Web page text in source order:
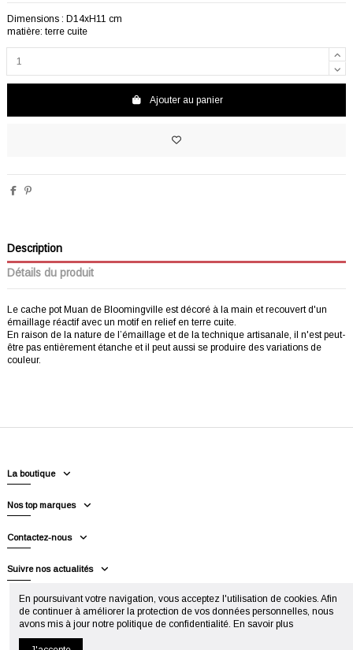
Dimensions : D14xH11 cm
matière: terre cuite
Ajouter au panier
Description
Détails du produit
Le cache pot Muan de Bloomingville est décoré à la main et recouvert d'un
émaillage réactif avec un motif en relief en terre cuite.
En raison de la nature de l’émaillage et de la technique artisanale, il n'est peut-
être pas entièrement étanche et il peut aussi se produire des variations de
couleur.
La boutique
Nos top marques
Contactez-nous
Suivre nos actualités
En poursuivant votre navigation, vous acceptez l'utilisation de cookies. Afin
de continuer à améliorer la protection de vos données personnelles, nous
avons mis à jour notre politique de confidentialité. En savoir plus